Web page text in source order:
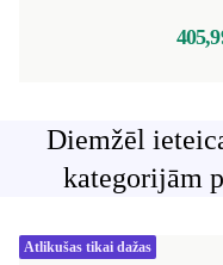
Diemžēl
kategorijām
Atlikušas tikai dažas